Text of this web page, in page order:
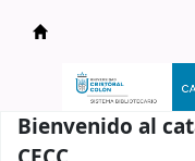
Catálogo en
Bienvenido al